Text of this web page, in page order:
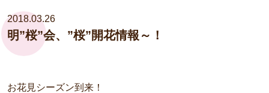
2018.03.26
明”桜”会、”桜”開花情報～！
お花見シーズン到来！